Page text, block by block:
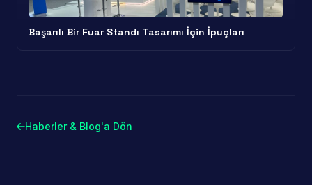
Başarılı Bir Fuar Standı Tasarımı İçin İpuçları
Haberler & Blog'a Dön